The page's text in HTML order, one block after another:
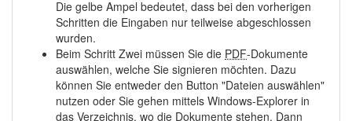
Die gelbe Ampel bedeutet, dass bei den vorherigen
Schritten die Eingaben nur teilweise abgeschlossen
wurden.
Beim Schritt Zwei müssen Sie die PDF-Dokumente
auswählen, welche Sie signieren möchten. Dazu
können Sie entweder den Button "Dateien auswählen"
nutzen oder Sie gehen mittels Windows-Explorer in
das Verzeichnis, wo die Dokumente stehen. Dann